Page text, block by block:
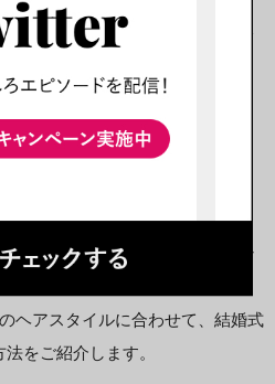
することでパーティー風にアレ
】20代女性の
ヘアアレンジ
、前髪をどのようにスタイリン
ヘアスタイルに合わせて、結婚式
をご紹介します。